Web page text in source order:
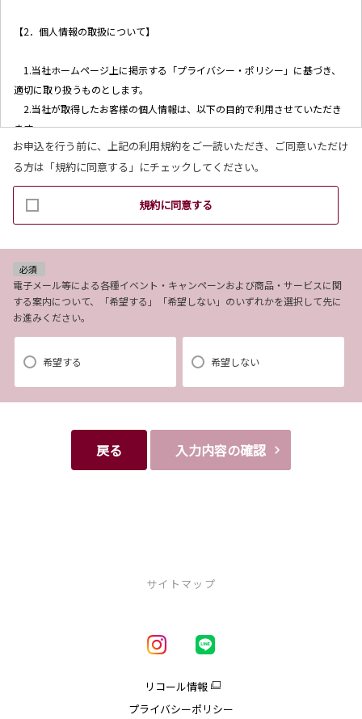
【2．個人情報の取扱について】
1.当社ホームページ上に掲示する「プライバシー・ポリシー」に基づき、
適切に取り扱うものとします。
2.当社が取得したお客様の個人情報は、以下の目的で利用させていただき
ます。
(1)お客様リクエストに対応するにあたって問題が発生した場合の確認・
連絡
(2)お客様から照会があった場合のリクエスト情報の確認
(3)お客様に不利益を与えないために行う、お客様に対する迅速なご連絡
（電子メール、電話、郵送によるご連絡）
(5)商品の企画・開発あるいはお客様満足向上策などの検討のためのお客
様アンケート調査の実施
【3．推奨環境について】
1.当社の推奨するインターネット環境にてお申込みをお願いします。推奨
それに伴う連絡の不徹底については責任を負いかねますので、あらかじ
いただく場合がございます。
1.本規約は事前の告知なく変更することがあります。変更した内容は本ペ
【トヨタ自動車への個人情報の第三者提供について】
だいた氏名、住所、電話番号、メールアドレスを含む本リクエストの内容、
当ウェブサイトの閲覧情報）は、本リクエストフォームのシステムに不具合
お申込を行う前に、上記の利用規約をご一読いただき、ご同意いただけ
る方は「規約に同意する」にチェックしてください。
規約に同意する
必須
電子メール等による各種イベント・キャンペーンおよび商品・サービスに関
する案内について、「希望する」「希望しない」のいずれかを選択して先に
お進みください。
希望する 希望しない
戻る 入力内容の確認
サイトマップ
リコール情報
プライバシーポリシー